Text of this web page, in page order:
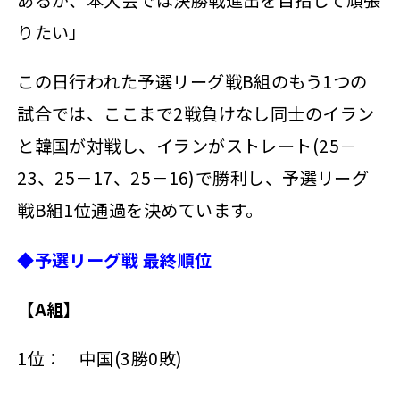
りたい」
この日行われた予選リーグ戦B組のもう1つの
試合では、ここまで2戦負けなし同士のイラン
と韓国が対戦し、イランがストレート(25－
23、25－17、25－16)で勝利し、予選リーグ
戦B組1位通過を決めています。
◆予選リーグ戦 最終順位
【A組】
1位： 中国(3勝0敗)